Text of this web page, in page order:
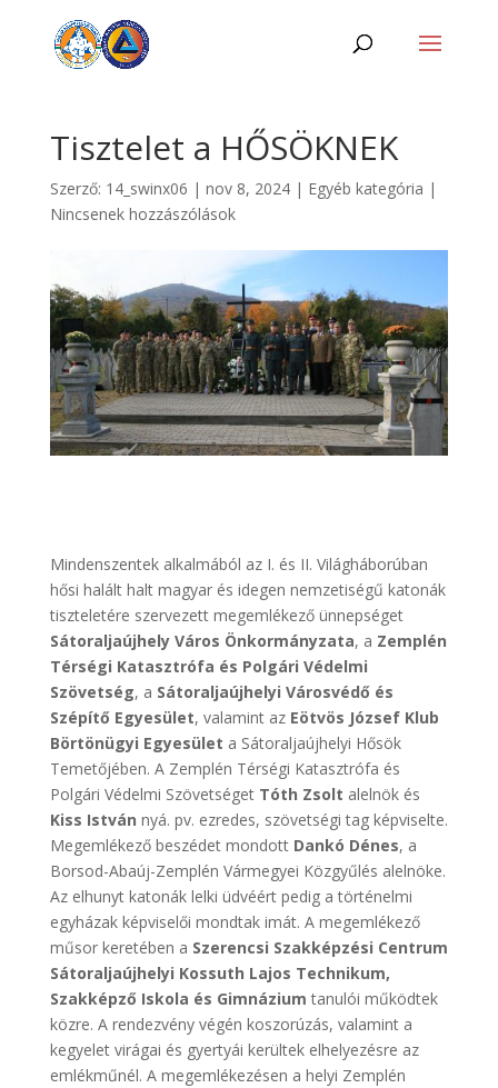
Tisztelet a HŐSÖKNEK
Szerző: 14_swinx06 | nov 8, 2024| Egyéb kategória |
Nincsenek hozzászólások
Mindenszentek alkalmából az I. és II. Világháborúban
hősi halált halt magyar és idegen nemzetiségű katonák
tiszteletére szervezett megemlékező ünnepséget
Sátoraljaújhely Város Önkormányzata, a Zemplén
Térségi Katasztrófa és Polgári Védelmi
Szövetség, a Sátoraljaújhelyi Városvédő és
Szépítő Egyesület, valamint az Eötvös József Klub
Börtönügyi Egyesület a Sátoraljaújhelyi Hősök
Temetőjében. A Zemplén Térségi Katasztrófa és
Polgári Védelmi Szövetséget Tóth Zsolt alelnök és
Kiss István nyá. pv. ezredes, szövetségi tag képviselte.
Megemlékező beszédet mondott Dankó Dénes, a
Borsod-Abaúj-Zemplén Vármegyei Közgyűlés alelnöke.
Az elhunyt katonák lelki üdvéért pedig a történelmi
egyházak képviselői mondtak imát. A megemlékező
műsor keretében a Szerencsi Szakképzési Centrum
Sátoraljaújhelyi Kossuth Lajos Technikum,
Szakképző Iskola és Gimnázium tanulói működtek
közre. A rendezvény végén koszorúzás, valamint a
kegyelet virágai és gyertyái kerültek elhelyezésre az
emlékműnél. A megemlékezésen a helyi Zemplén